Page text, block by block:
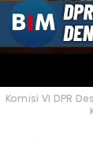
Komisi VI DPR